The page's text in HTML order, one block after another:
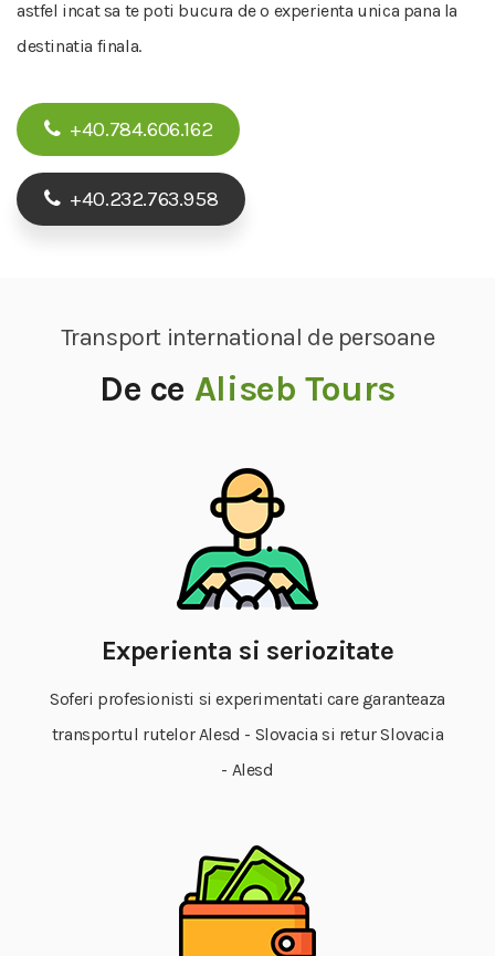
astfel incat sa te poti bucura de o experienta unica pana la
destinatia finala.
+40.784.606.162
+40.232.763.958
Transport international de persoane
De ce Aliseb Tours
Experienta si seriozitate
Soferi profesionisti si experimentati care garanteaza
transportul rutelor Alesd - Slovacia si retur Slovacia
- Alesd